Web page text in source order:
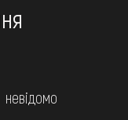
невідомо